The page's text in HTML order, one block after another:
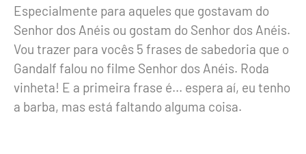
Especialmente para aqueles que gostavam do
Senhor dos Anéis ou gostam do Senhor dos Anéis.
Vou trazer para vocês 5 frases de sabedoria que o
Gandalf falou no filme Senhor dos Anéis. Roda
vinheta! E a primeira frase é... espera aí, eu tenho
a barba, mas está faltando alguma coisa.